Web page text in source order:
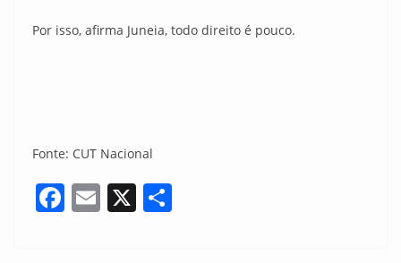
Por isso, afirma Juneia, todo direito é pouco.
Fonte: CUT Nacional
F E X